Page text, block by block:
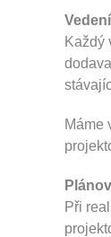
Každý
Máme
Při